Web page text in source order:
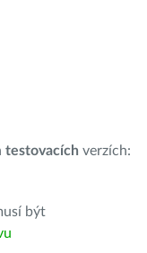
testovacích verzích:
být